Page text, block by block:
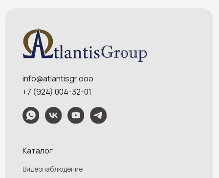
Услуги
О компании
Политика конфидециальности
Обращаем Ваше внимание на то, что данный интернет-сайт носит
исключительно информационный характер и ни при каких условиях
информационные материалы и цены, размещенные на сайте, не являются
публичной офертой, определяемой положениями Статей 435 и 437